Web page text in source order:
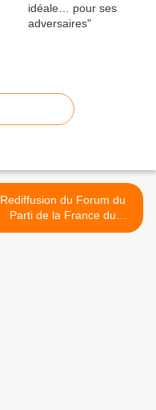
Rediffusion du Forum du
Parti de la France du
28/06/24 >